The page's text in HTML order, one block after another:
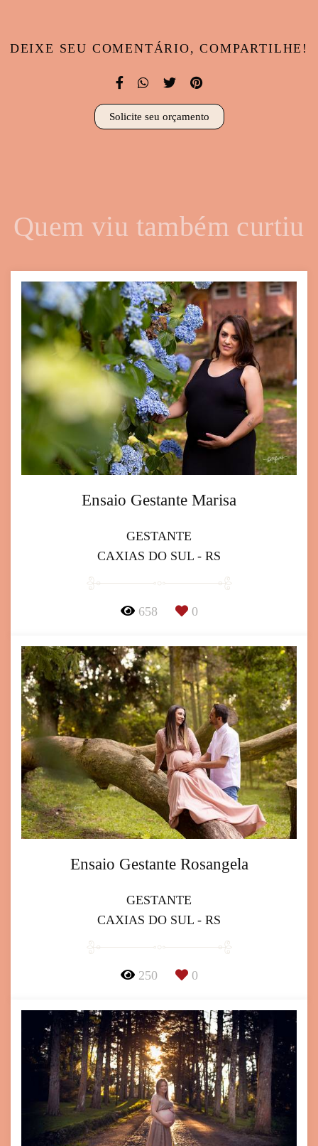
DEIXE SEU COMENTÁRIO, COMPARTILHE!
Solicite seu orçamento
Quem viu também curtiu
Ensaio Gestante Marisa
GESTANTE
CAXIAS DO SUL - RS
658 0
Ensaio Gestante Rosangela
GESTANTE
CAXIAS DO SUL - RS
250 0